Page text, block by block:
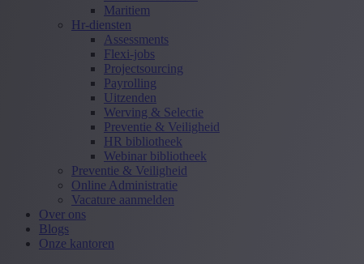
Maritiem
Hr-diensten
Assessments
Flexi-jobs
Projectsourcing
Payrolling
Uitzenden
Werving & Selectie
Preventie & Veiligheid
HR bibliotheek
Webinar bibliotheek
Preventie & Veiligheid
Online Administratie
Vacature aanmelden
Over ons
Blogs
Onze kantoren